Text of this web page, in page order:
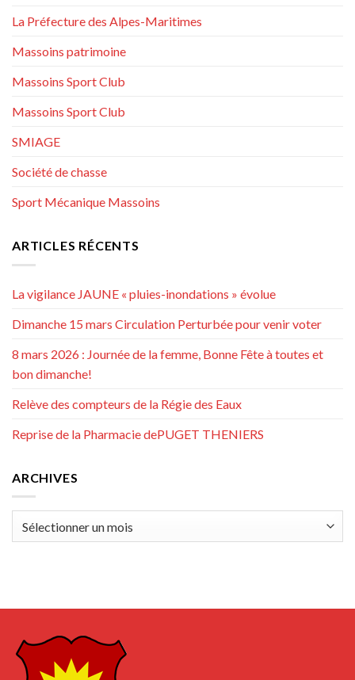
La Préfecture des Alpes-Maritimes
Massoins patrimoine
Massoins Sport Club
Massoins Sport Club
SMIAGE
Société de chasse
Sport Mécanique Massoins
ARTICLES RÉCENTS
La vigilance JAUNE « pluies-inondations » évolue
Dimanche 15 mars Circulation Perturbée pour venir voter
8 mars 2026 : Journée de la femme, Bonne Fête à toutes et
bon dimanche!
Relève des compteurs de la Régie des Eaux
Reprise de la Pharmacie dePUGET THENIERS
ARCHIVES